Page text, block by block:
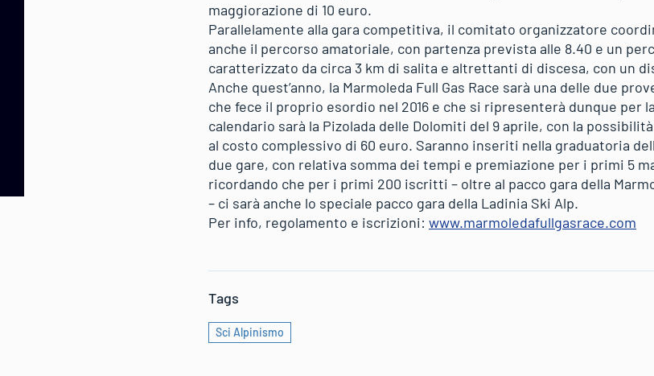
maggiorazione di 10 euro.
Parallelamente alla gara competitiva, il comitato organizzatore
anche il percorso amatoriale, con partenza prevista alle 8.40 e un
caratterizzato da circa 3 km di salita e altrettanti di discesa, con un
Anche quest’anno, la Marmoleda Full Gas Race sarà una delle due
che fece il proprio esordio nel 2016 e che si ripresenterà dunque per
calendario sarà la Pizolada delle Dolomiti del 9 aprile, con la
al costo complessivo di 60 euro. Saranno inseriti nella graduatoria
due gare, con relativa somma dei tempi e premiazione per i primi 5
ricordando che per i primi 200 iscritti – oltre al pacco gara della
– ci sarà anche lo speciale pacco gara della Ladinia Ski Alp.
Per info, regolamento e iscrizioni: www.marmoledafullgasrace.com
Tags
Sci Alpinismo